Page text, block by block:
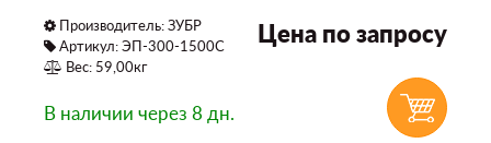
Производитель:ЗУБР
Артикул: ЭП-300-1500C
Вес: 59,00кг
Цена по запросу
В наличии через 8 дн.